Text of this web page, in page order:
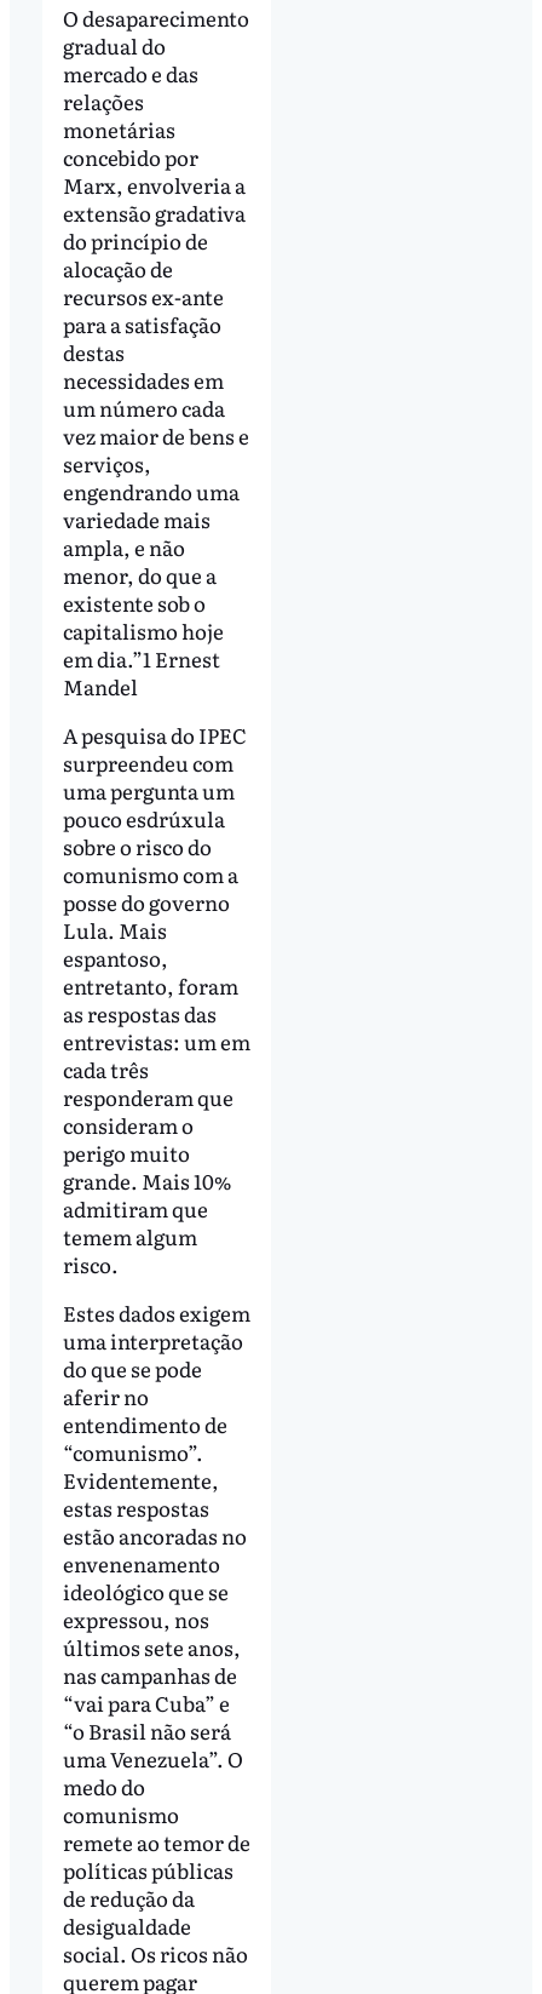
O desaparecimento
gradual do
mercado e das
relações
monetárias
concebido por
Marx, envolveria a
extensão gradativa
do princípio de
alocação de
recursos ex-ante
para a satisfação
destas
necessidades em
um número cada
vez maior de bens e
serviços,
engendrando uma
variedade mais
ampla, e não
menor, do que a
existente sob o
capitalismo hoje
em dia.”1 Ernest
Mandel
A pesquisa do IPEC
surpreendeu com
uma pergunta um
pouco esdrúxula
sobre o risco do
comunismo com a
posse do governo
Lula. Mais
espantoso,
entretanto, foram
as respostas das
entrevistas: um em
cada três
responderam que
consideram o
perigo muito
grande. Mais 10%
admitiram que
temem algum
risco.
Estes dados exigem
uma interpretação
do que se pode
aferir no
entendimento de
“comunismo”.
Evidentemente,
estas respostas
estão ancoradas no
envenenamento
ideológico que se
expressou, nos
últimos sete anos,
nas campanhas de
“vai para Cuba” e
“o Brasil não será
uma Venezuela”. O
medo do
comunismo
remete ao temor de
políticas públicas
de redução da
desigualdade
social. Os ricos não
querem pagar